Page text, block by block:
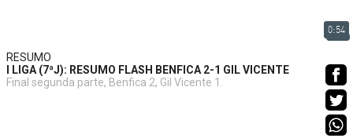
0:54
RESUMO
I LIGA (7ªJ): RESUMO FLASH BENFICA 2-1 GIL VICENTE
Final segunda parte, Benfica 2, Gil Vicente 1.